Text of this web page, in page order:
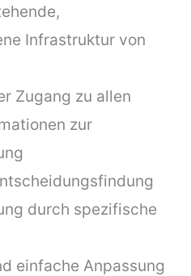
Infrastruktur von
Zugang zu allen
zur
durch spezifische
einfache Anpassung